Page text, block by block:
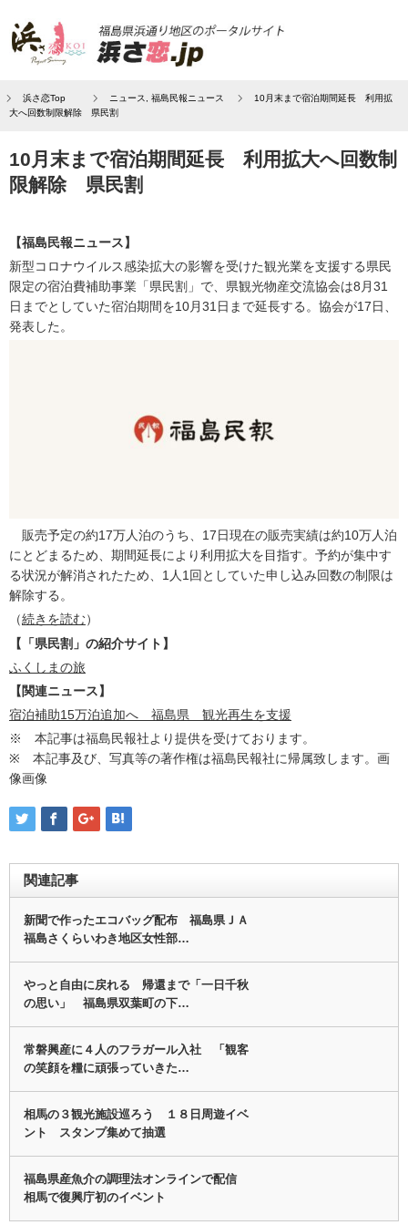
浜さ恋Top ニュース 福島民報ニュース
10月末まで宿泊期間延長 利用拡
大へ回数制限解除 県民割
10月末まで宿泊期間延長 利用拡大へ回数制
限解除 県民割
【福島民報ニュース】
新型コロナウイルス感染拡大の影響を受けた観光業を支援する県民
限定の宿泊費補助事業「県民割」で、県観光物産交流協会は8月31
日までとしていた宿泊期間を10月31日まで延長する。協会が17日、
発表した。
販売予定の約17万人泊のうち、17日現在の販売実績は約10万人泊
にとどまるため、期間延長により利用拡大を目指す。予約が集中す
る状況が解消されたため、1人1回としていた申し込み回数の制限は
解除する。
（続きを読む）
【「県民割」の紹介サイト】
ふくしまの旅
【関連ニュース】
宿泊補助15万泊追加へ 福島県 観光再生を支援
※ 本記事は福島民報社より提供を受けております。
※ 本記事及び、写真等の著作権は福島民報社に帰属致します。画
像画像
関連記事
新聞で作ったエコバッグ配布 福島県ＪＡ
福島さくらいわき地区女性部…
やっと自由に戻れる 帰還まで「一日千秋
の思い」 福島県双葉町の下…
常磐興産に４人のフラガール入社 「観客
の笑顔を糧に頑張っていきた…
相馬の３観光施設巡ろう １８日周遊イベ
ント スタンプ集めて抽選
福島県産魚介の調理法オンラインで配信
相馬で復興庁初のイベント